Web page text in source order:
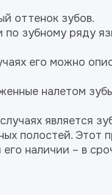
оттенок зубов.
зубному ряду
его можно
налетом
является
полостей. Этот
наличии – в